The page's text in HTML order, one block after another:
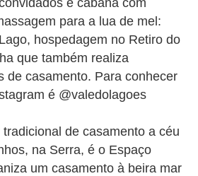
e cabana com
para a lua de mel:
hospedagem no Retiro do
que também realiza
de casamento. Para conhecer
é @valedolagoes
de casamento a céu
na Serra, é o Espaço
um casamento à beira mar